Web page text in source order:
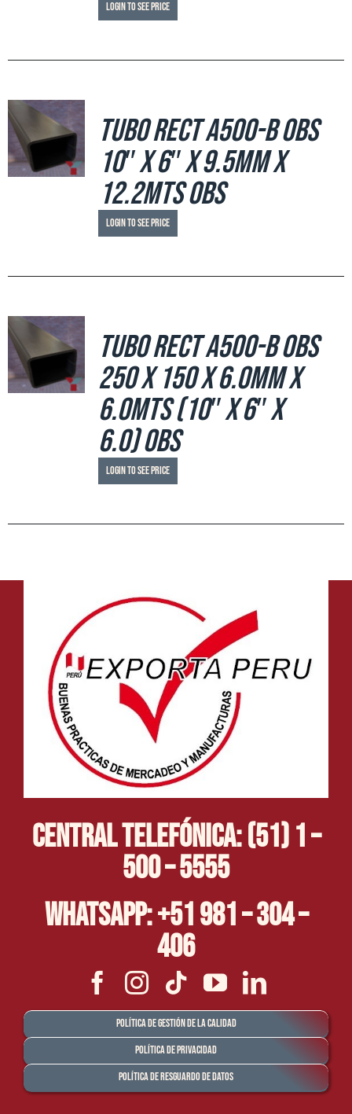
Login to see price
Tubo Rect A500-B OBS
10″ x 6″ x 9.5mm x
12.2mts OBS
Login to see price
Tubo Rect A500-B OBS
250 x 150 x 6.0mm x
6.0mts (10″ x 6″ x
6.0) OBS
Login to see price
Central Telefónica: (51) 1 –
500 – 5555
Whatsapp: +51 981 – 304 –
406
Política de Gestión de la Calidad
Política de Privacidad
Política de Resguardo de Datos